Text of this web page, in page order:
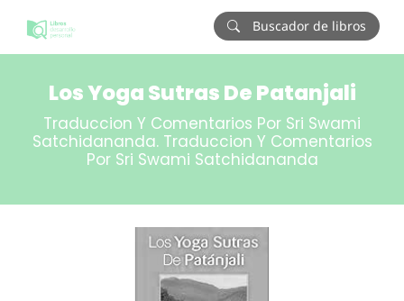
Buscador de libros
Los Yoga Sutras De Patanjali
Traduccion Y Comentarios Por Sri Swami
Satchidananda. Traduccion Y Comentarios
Por Sri Swami Satchidananda